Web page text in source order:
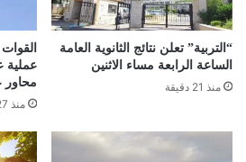
“التربية” تعلن نتائج الثانوية العامة
الساعة الرابعة مساء الاثنين
منذ 21 دقيقة
عملية
محاور
منذ 27 دقيقة